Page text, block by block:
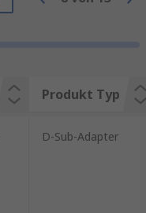
Produkt Typ
D-Sub-Adapter